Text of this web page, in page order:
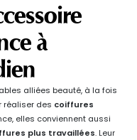
à
alliées beauté, à la fois
réaliser des coiffures
elles conviennent aussi
plus travaillées. Leur